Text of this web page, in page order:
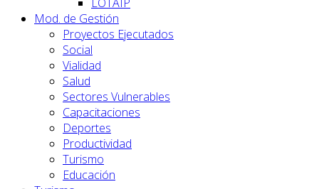
Mod. de Gestión
Proyectos Ejecutados
Social
Vialidad
Salud
Sectores Vulnerables
Capacitaciones
Deportes
Productividad
Turismo
Educación